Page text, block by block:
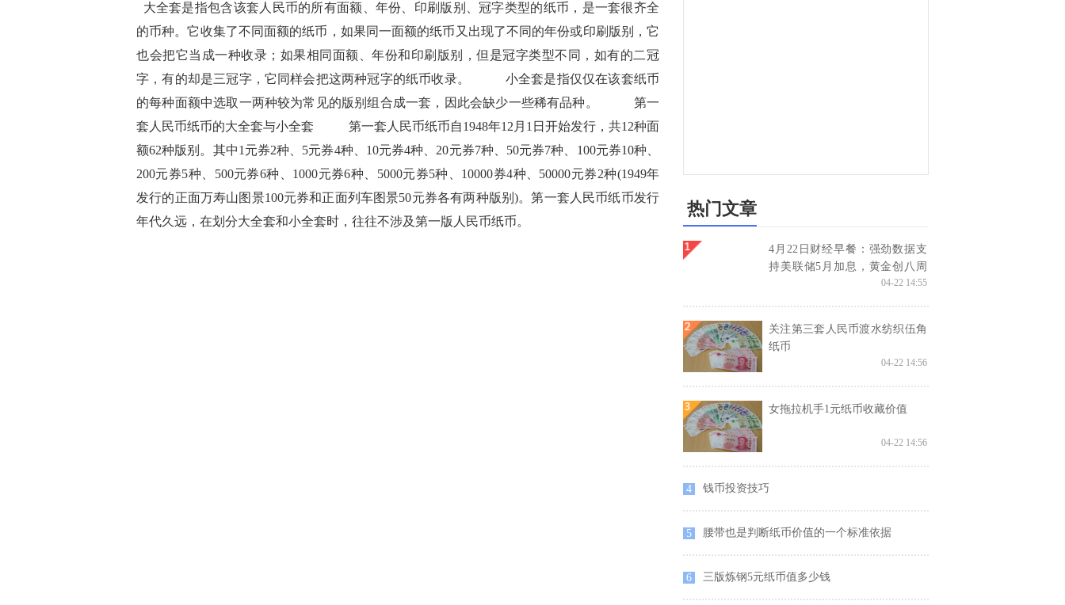
大全套是指包含该套人民币的所有面额、年份、印刷版别、冠字类型的纸币，是一套很齐全
的币种。它收集了不同面额的纸币，如果同一面额的纸币又出现了不同的年份或印刷版别，它
也会把它当成一种收录；如果相同面额、年份和印刷版别，但是冠字类型不同，如有的二冠
字，有的却是三冠字，它同样会把这两种冠字的纸币收录。 小全套是指仅仅在该套纸币
的每种面额中选取一两种较为常见的版别组合成一套，因此会缺少一些稀有品种。 第一
套人民币纸币的大全套与小全套 第一套人民币纸币自1948年12月1日开始发行，共12种面
额62种版别。其中1元券2种、5元券4种、10元券4种、20元券7种、50元券7种、100元券10种、
200元券5种、500元券6种、1000元券6种、5000元券5种、10000券4种、50000元券2种(1949年
发行的正面万寿山图景100元券和正面列车图景50元券各有两种版别)。第一套人民币纸币发行
年代久远，在划分大全套和小全套时，往往不涉及第一版人民币纸币。
热门文章
4月22日财经早餐：强劲数据支
持美联储5月加息，黄金创八周
04-22 14:55
关注第三套人民币渡水纺织伍角
纸币
04-22 14:56
女拖拉机手1元纸币收藏价值
04-22 14:56
4 钱币投资技巧
5 腰带也是判断纸币价值的一个标准依据
6 三版炼钢5元纸币值多少钱